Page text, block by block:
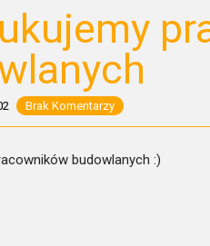
Brak Komentarzy
budowlanych :)